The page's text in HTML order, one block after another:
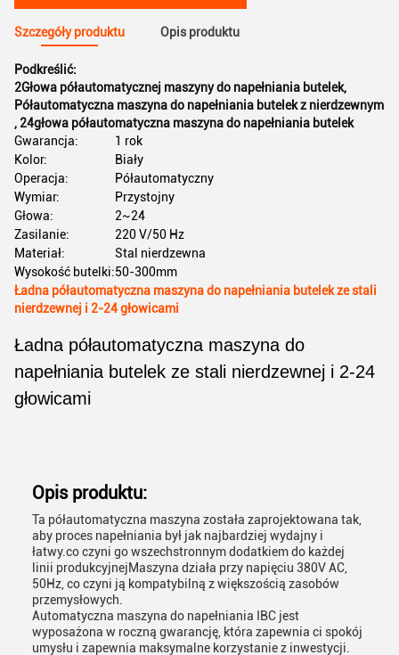
Szczegóły produktu Opis produktu
Podkreślić:
2Głowa półautomatycznej maszyny do napełniania butelek,
Półautomatyczna maszyna do napełniania butelek z nierdzewnym
, 24głowa półautomatyczna maszyna do napełniania butelek
Gwarancja:
1 rok
Kolor:
Biały
Operacja:
Półautomatyczny
Wymiar:
Przystojny
Głowa:
2~24
Zasilanie:
220 V/50 Hz
Materiał:
Stal nierdzewna
Wysokość butelki:50-300mm
Ładna półautomatyczna maszyna do napełniania butelek ze stali
nierdzewnej i 2-24 głowicami
Ładna półautomatyczna maszyna do
napełniania butelek ze stali nierdzewnej i 2-24
głowicami
Opis produktu:
Ta półautomatyczna maszyna została zaprojektowana tak,
aby proces napełniania był jak najbardziej wydajny i
łatwy.co czyni go wszechstronnym dodatkiem do każdej
linii produkcyjnejMaszyna działa przy napięciu 380V AC,
50Hz, co czyni ją kompatybilną z większością zasobów
przemysłowych.
Automatyczna maszyna do napełniania IBC jest
wyposażona w roczną gwarancję, która zapewnia ci spokój
umysłu i zapewnia maksymalne korzystanie z inwestycji.